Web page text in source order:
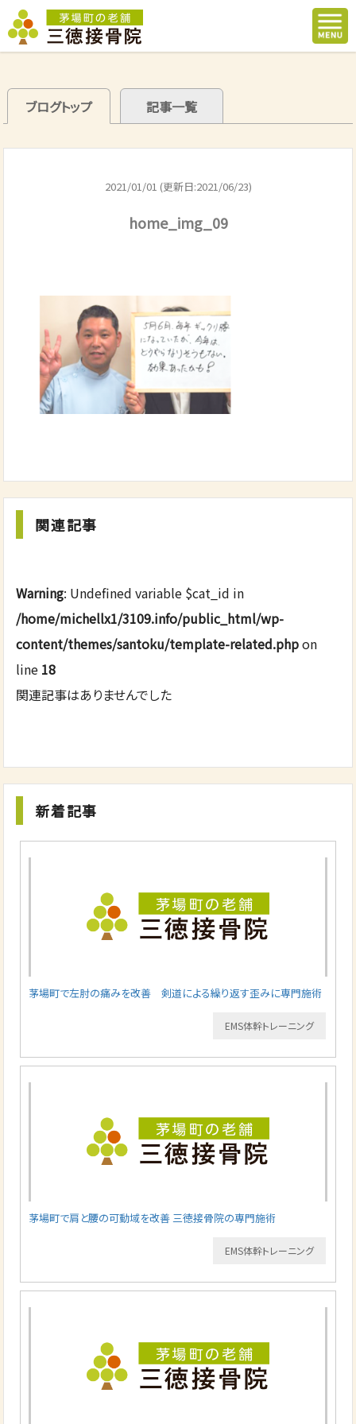
ブログトップ 記事一覧
2021/01/01 (更新日:2021/06/23)
home_img_09
関連記事
Warning: Undefined variable $cat_id in
/home/michellx1/3109.info/public_html/wp-
content/themes/santoku/template-related.phpon
line 18
関連記事はありませんでした
新着記事
茅場町で左肘の痛みを改善 剣道による繰り返す歪みに専門施術
EMS体幹トレーニング
茅場町で肩と腰の可動域を改善 三徳接骨院の専門施術
EMS体幹トレーニング